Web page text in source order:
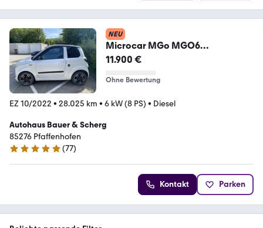
NEU
Microcar MGo MGO6
AUTOMATIK HEIZUNG
11.900 €
Ohne Bewertung
EZ 10/2022 • 28.025 km • 6 kW (8 PS) • Diesel
Autohaus Bauer & Scherg
85276 Pfaffenhofen
4.8 Sterne
(77)
Kontakt Parken